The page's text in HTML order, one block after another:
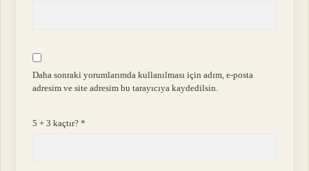
Daha sonraki yorumlarımda kullanılması için adım, e-posta
adresim ve site adresim bu tarayıcıya kaydedilsin.
5 + 3 kaçtır?*